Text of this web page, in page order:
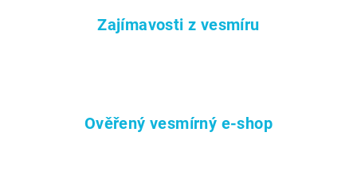
Zajímavosti z vesmíru
Ověřený vesmírný e-shop